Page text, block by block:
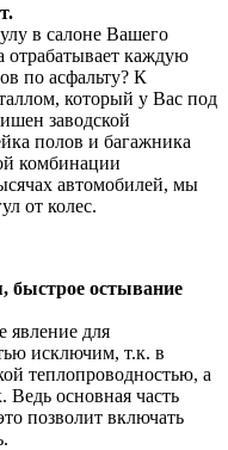
в салоне Вашего
отрабатывает каждую
по асфальту? К
который у Вас под
заводской
полов и багажника
комбинации
автомобилей, мы
от колес.
быстрое остывание
явление для
исключим, т.к. в
теплопроводностью, а
основная часть
позволит включать